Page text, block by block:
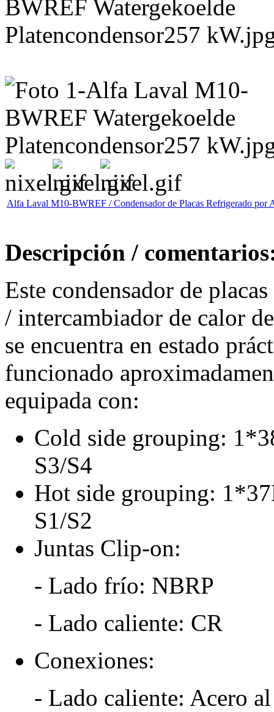
Alfa Laval M10-BWREF / Condensador de Placas Refrigerado por
Descripción /
Este condensador de
/ intercambiador de calor
se encuentra en estado
funcionado
equipada con:
Cold side grouping:
S3/S4
Hot side grouping:
S1/S2
Juntas Clip-on:
- Lado frío: NBRP
- Lado caliente: CR
Conexiones:
- Lado caliente: Acero